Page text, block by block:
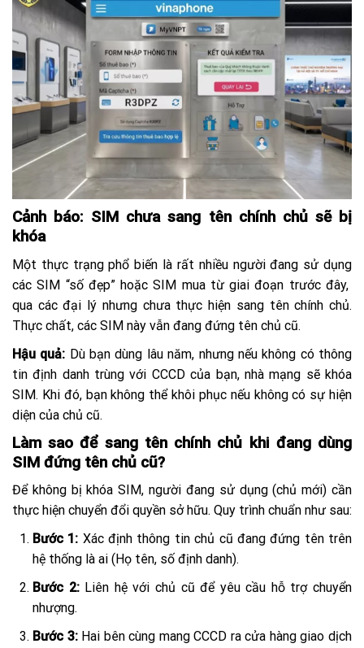
Cảnh báo: SIM chưa sang tên chính chủ sẽ bị
khóa
Một thực trạng phổ biến là rất nhiều người đang sử dụng
các SIM “số đẹp” hoặc SIM mua từ giai đoạn trước đây,
qua các đại lý nhưng chưa thực hiện sang tên chính chủ.
Thực chất, các SIM này vẫn đang đứng tên chủ cũ.
Hậu quả: Dù bạn dùng lâu năm, nhưng nếu không có thông
tin định danh trùng với CCCD của bạn, nhà mạng sẽ khóa
SIM. Khi đó, bạn không thể khôi phục nếu không có sự hiện
diện của chủ cũ.
Làm sao để sang tên chính chủ khi đang dùng
SIM đứng tên chủ cũ?
Để không bị khóa SIM, người đang sử dụng (chủ mới) cần
thực hiện chuyển đổi quyền sở hữu. Quy trình chuẩn như sau:
Bước 1: Xác định thông tin chủ cũ đang đứng tên trên
hệ thống là ai (Họ tên, số định danh).
Bước 2:Liên hệ với chủ cũ để yêu cầu hỗ trợ chuyển
nhượng.
Bước 3:Hai bên cùng mang CCCD ra cửa hàng giao dịch